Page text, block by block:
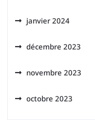
janvier 2024
décembre 2023
novembre 2023
octobre 2023